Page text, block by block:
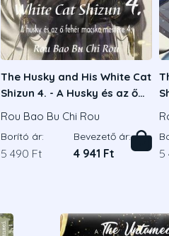
The Husky and His White Cat
Shizun 4. - A Husky és az ő
fehér macska mestere 4.
Rou Bao Bu Chi Rou
Borító ár:
5 490 Ft
Bevezető ár:
4 941 Ft 5